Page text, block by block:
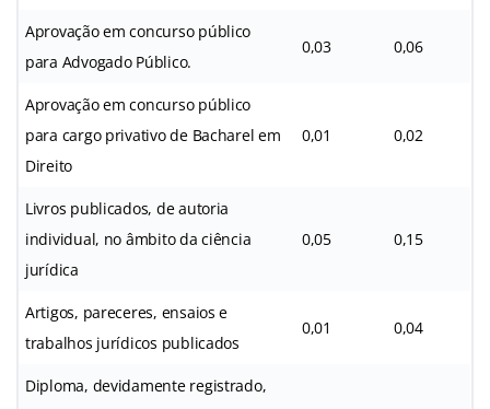
Aprovação em concurso público
para Advogado Público.
0,03 0,06
Aprovação em concurso público
para cargo privativo de Bacharel em
Direito
0,01 0,02
Livros publicados, de autoria
individual, no âmbito da ciência
jurídica
0,05 0,15
Artigos, pareceres, ensaios e
trabalhos jurídicos publicados
0,01 0,04
Diploma, devidamente registrado,